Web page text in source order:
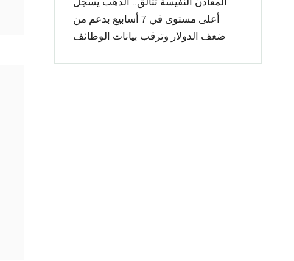
أعلى مستوى في 7 أسابيع بدعم من
ضعف الدولار وترقب بيانات الوظائف